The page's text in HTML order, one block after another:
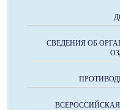
СВЕДЕНИЯ ОБ